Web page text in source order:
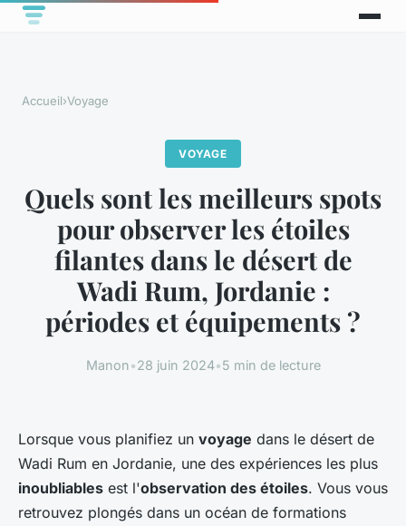
Accueil›Voyage
VOYAGE
Quels sont les meilleurs spots
pour observer les étoiles
filantes dans le désert de
Wadi Rum, Jordanie :
périodes et équipements ?
Manon•28 juin 2024•5 min de lecture
Lorsque vous planifiez un voyage dans le désert de
Wadi Rum en Jordanie, une des expériences les plus
inoubliables est l'observation des étoiles. Vous vous
retrouvez plongés dans un océan de formations